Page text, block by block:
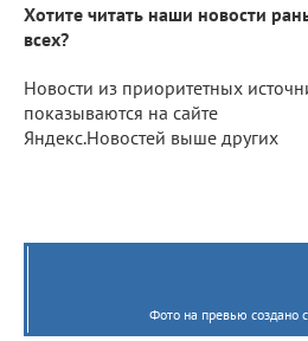
Хотите читать наши новости
всех?
Новости из приоритетных
показываются на сайте
Яндекс.Новостей выше других
Фото на превью создано